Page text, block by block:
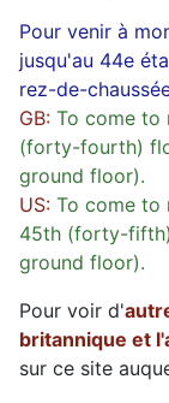
Pour venir à
jusqu'au 44e
rez-de-
GB: To come to
(forty-fourth)
ground floor).
US: To come to
45th (forty-
ground floor).
Pour voir d'
britannique et
sur ce site